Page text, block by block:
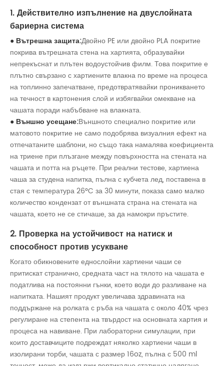
1. Действително изпълнение на двуслойната
бариерна система
● Вътрешна защита:Двойно PE или двойно PLA покритие
покрива вътрешната стена на хартията, образувайки
непрекъснат и плътен водоустойчив филм. Това покритие е
плътно свързано с хартиените влакна по време на процеса
на топлинно запечатване, предотвратявайки проникването
на течност в картонения слой и избягвайки омекване на
чашата поради набъбване на влакната.
● Външно усещане:Външното специално покритие или
матовото покритие не само подобрява визуалния ефект на
отпечатаните шаблони, но също така намалява коефициента
на триене при плъзгане между повърхността на стената на
чашата и потта на ръцете. При реални тестове, хартиена
чаша за студена напитка, пълна с кубчета лед, поставена в
стая с температура 26°C за 30 минути, показа само малко
количество кондензат от външната страна на стената на
чашата, което не се стичаше, за да намокри пръстите.
2. Проверка на устойчивост на натиск и
способност против усукване
Когато обикновените еднослойни хартиени чаши се
притискат странично, средната част на тялото на чашата е
податлива на постоянни гънки, което води до разливане на
напитката. Нашият продукт увеличава здравината на
поддържане на ролката с ръба на чашата с около 40% чрез
регулиране на степента на твърдост на основната хартия и
процеса на навиване. При лабораторни симулации, при
които доставчиците подреждат няколко хартиени чаши в
изолирани торби, чашата с размер 16oz, пълна с 500 ml